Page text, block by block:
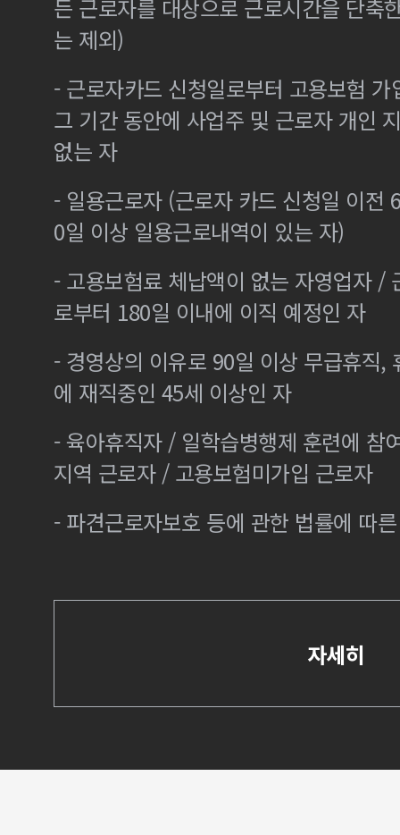
든 근로자를 대상으로 근로시간을 단축
는 제외)
- 근로자카드 신청일로부터 고용보험
그 기간 동안에 사업주 및 근로자 개인
없는 자
- 일용근로자 (근로자 카드 신청일 이전
0일 이상 일용근로내역이 있는 자)
- 고용보험료 체납액이 없는 자영업자 /
로부터 180일 이내에 이직 예정인 자
- 경영상의 이유로 90일 이상 무급휴직,
에 재직중인 45세 이상인 자
- 육아휴직자 / 일학습병행제 훈련에 참
지역 근로자 / 고용보험미가입 근로자
- 파견근로자보호 등에 관한 법률에 따
자세히